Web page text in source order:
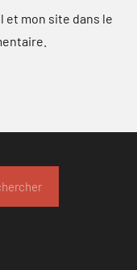
et mon site dans le